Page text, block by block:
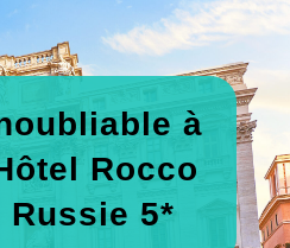
à
Rocco
Russie 5*